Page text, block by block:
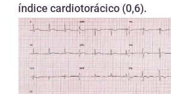
índice cardiotorácico (0,6).